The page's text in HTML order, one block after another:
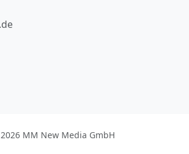
MM New Media GmbH